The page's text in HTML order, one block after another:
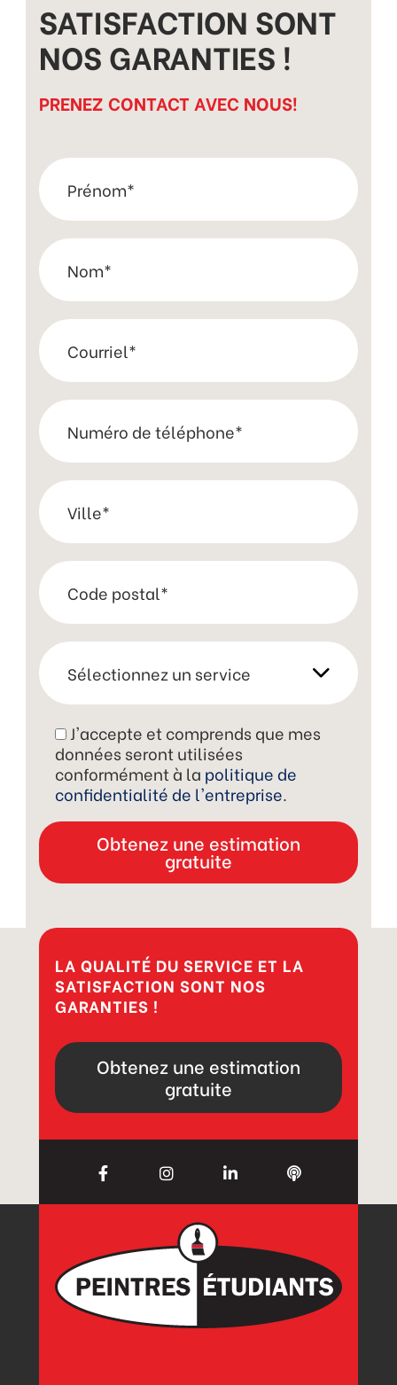
SATISFACTION SONT
NOS GARANTIES !
PRENEZ CONTACT AVEC NOUS!
J'accepte et comprends que mes
données seront utilisées
conformément à la politique de
confidentialité de l'entreprise.
LA QUALITÉ DU SERVICE ET LA
SATISFACTION SONT NOS
GARANTIES !
Obtenez une estimation
gratuite